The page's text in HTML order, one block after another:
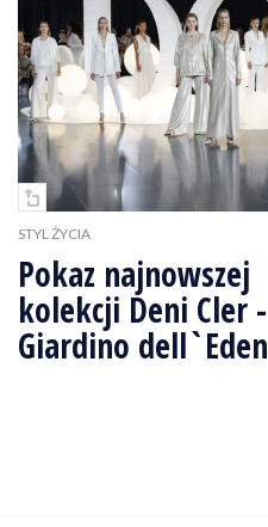
STYL ŻYCIA
Pokaz najnowszej
kolekcji Deni Cler -
Giardino dell`Eden